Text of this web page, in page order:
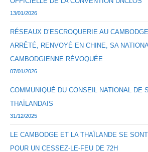
13/01/2026
RÉSEAUX D’ESCROQUERIE AU
ARRÊTÉ, RENVOYÉ EN CHINE, SA
CAMBODGIENNE RÉVOQUÉE
07/01/2026
COMMUNIQUÉ DU CONSEIL NATIONAL DE
THAÏLANDAIS
31/12/2025
LE CAMBODGE ET LA THAÏLANDE SE
POUR UN CESSEZ-LE-FEU DE 72H